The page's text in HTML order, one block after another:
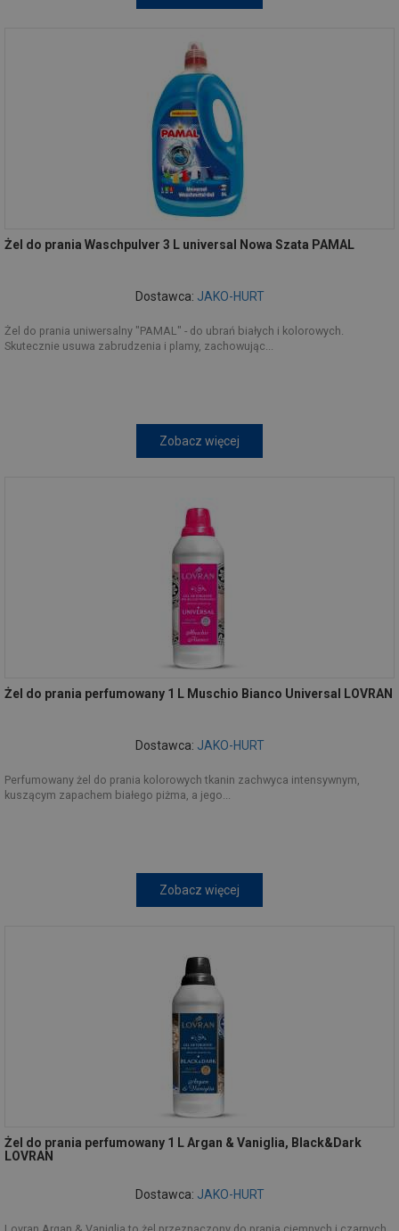
Żel do prania Waschpulver 3 L universal Nowa Szata PAMAL
Dostawca: JAKO-HURT
Żel do prania uniwersalny "PAMAL" - do ubrań białych i kolorowych.
Skutecznie usuwa zabrudzenia i plamy, zachowując...
Zobacz więcej
Żel do prania perfumowany 1 L Muschio Bianco Universal LOVRAN
Dostawca: JAKO-HURT
Perfumowany żel do prania kolorowych tkanin zachwyca intensywnym,
kuszącym zapachem białego piżma, a jego...
Zobacz więcej
Żel do prania perfumowany 1 L Argan & Vaniglia, Black&Dark
LOVRAN
Dostawca: JAKO-HURT